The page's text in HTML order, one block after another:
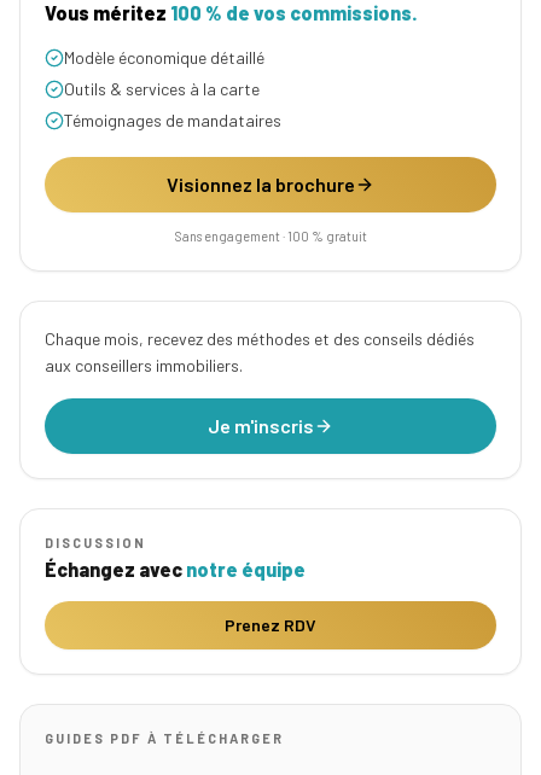
Vous méritez 100 % de vos commissions.
Modèle économique détaillé
Outils & services à la carte
Témoignages de mandataires
Visionnez la brochure
Sans engagement · 100 % gratuit
Chaque mois, recevez des méthodes et des conseils dédiés
aux conseillers immobiliers.
Je m'inscris
DISCUSSION
Échangez avec notre équipe
Prenez RDV
GUIDES PDF À TÉLÉCHARGER